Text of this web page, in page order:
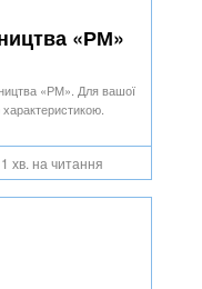
«РМ»
«РМ». Для вашої
1 хв. на читання